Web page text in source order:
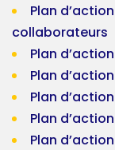
Plan
collaborateurs
Plan
Plan
Plan
Plan
Plan